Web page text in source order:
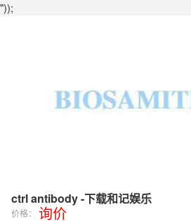
"));
ctrl antibody -下载和记娱乐
价格： 询价